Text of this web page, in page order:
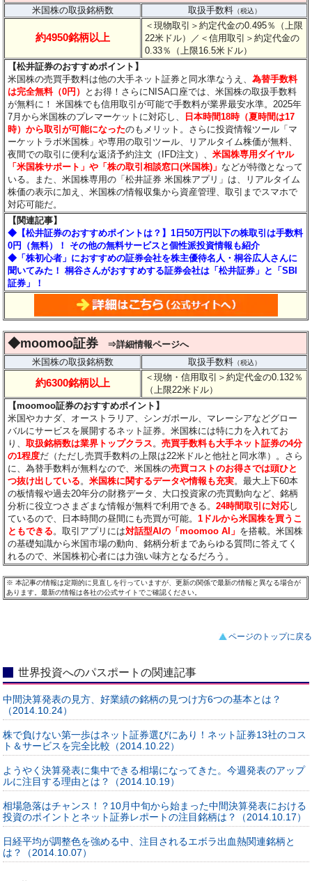
米国株の取扱銘柄数
取扱手数料（税込）
約4950銘柄以上
＜現物取引＞約定代金の0.495％（上限
22米ドル）
／＜信用取引＞約定代金の
0.33％（上限16.5米ドル）
【松井証券のおすすめポイント】
米国株の売買手数料は他の大手ネット証券と同水準なうえ、為替手数料
は完全無料（0円）
とお得！さらにNISA口座では、米国株の取扱手数料
が無料に！ 米国株でも信用取引が可能で手数料が業界最安水準。2025年
7月から米国株のプレマーケットに対応し、
日本時間18時（夏時間は17
時）から取引が可能になったのもメリット。さらに投資情報ツール「マ
ーケットラボ米国株」や専用の取引ツール、リアルタイム株価が無料、
夜間での取引に便利な返済予約注文（IFD注文）、米国株専用ダイヤル
「米国株サポート」や「株の取引相談窓口(米国株)」 などが特徴となって
いる。また、米国株専用の「松井証券 米国株アプリ」は、リアルタイム
株価の表示に加え、米国株の情報収集から資産管理、取引までスマホで
対応可能だ。
【関連記事】
◆【松井証券のおすすめポイントは？】1日50万円以下の株取引は手数料
0円（無料）！ その他の無料サービスと個性派投資情報も紹介
◆「株初心者」におすすめの証券会社を株主優待名人・桐谷広人さんに
聞いてみた！ 桐谷さんがおすすめする証券会社は「松井証券」と「SBI
証券」！
◆moomoo証券
⇒詳細情報ページへ
米国株の取扱銘柄数
取扱手数料（税込）
約6300銘柄以上
＜現物・信用取引＞約定代金の0.132％
（上限22米ドル）
【moomoo証券のおすすめポイント】
米国やカナダ、オーストラリア、シンガポール、マレーシアなどグロー
バルにサービスを展開するネット証券。米国株には特に力を入れてお
り、取扱銘柄数は業界トップクラス。売買手数料も大手ネット証券の4分
の1程度だ（ただし売買手数料の上限は22米ドルと他社と同水準）。さら
に、為替手数料が無料なので、米国株の売買コストのお得さでは頭ひと
つ抜け出している。米国株に関するデータや情報も充実。最大上下60本
の板情報や過去20年分の財務データ、大口投資家の売買動向など、銘柄
分析に役立つさまざまな情報が無料で利用できる。24時間取引に対応し
ているので、日本時間の昼間にも売買が可能。1ドルから米国株を買うこ
ともできる。取引アプリには対話型AIの「moomoo AI」 を搭載。米国株
の基礎知識から米国市場の動向、銘柄分析まであらゆる質問に答えてく
れるので、米国株初心者には力強い味方となるだろう。
※本記事の情報は定期的に見直しを行っていますが、更新の関係で最新の情報と異なる場合が
あります。最新の情報は各社の公式サイトでご確認ください。
ページのトップに戻る
世界投資へのパスポートの関連記事
中間決算発表の見方、好業績の銘柄の見つけ方6つの基本とは？
（2014.10.24）
株で負けない第一歩はネット証券選びにあり！ネット証券13社のコス
ト＆サービスを完全比較（2014.10.22）
ようやく決算発表に集中できる相場になってきた。今週発表のアップ
ルに注目する理由とは？（2014.10.19）
相場急落はチャンス！？10月中旬から始まった中間決算発表における
投資のポイントとネット証券レポートの注目銘柄は？（2014.10.17）
日経平均が調整色を強める中、注目されるエボラ出血熱関連銘柄と
は？（2014.10.07）